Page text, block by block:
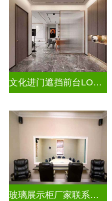
文化进门遮挡前台LOGO山水画背景墙玻璃
玻璃展示柜厂家联系方式